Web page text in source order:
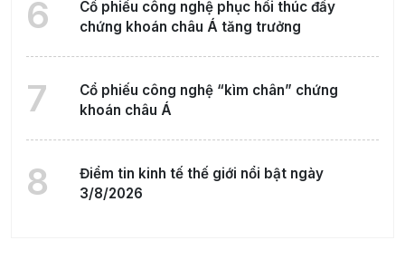
6
Cổ phiếu công nghệ phục hồi thúc đẩy
chứng khoán châu Á tăng trưởng
7
Cổ phiếu công nghệ “kìm chân” chứng
khoán châu Á
8
Điểm tin kinh tế thế giới nổi bật ngày
3/8/2026